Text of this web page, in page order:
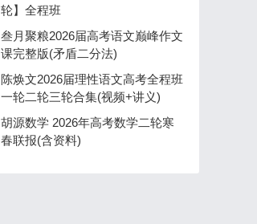
轮】全程班
叁月聚粮2026届高考语文巅峰作文
课完整版(矛盾二分法)
陈焕文2026届理性语文高考全程班
一轮二轮三轮合集(视频+讲义)
胡源数学 2026年高考数学二轮寒
春联报(含资料)